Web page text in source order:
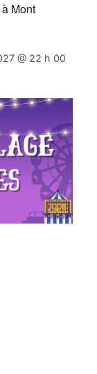
Mont
@ 22 h 00